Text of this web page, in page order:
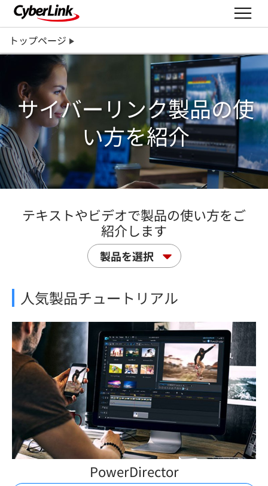
トップページ
サイバーリンク製品の使
い方を紹介
テキストやビデオで製品の使い方をご
紹介します
製品を選択
人気製品チュートリアル
PowerDirector